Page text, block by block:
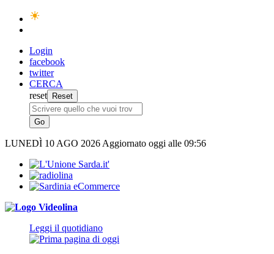
Login
facebook
twitter
CERCA
reset
LUNEDÌ 10 AGO 2026 Aggiornato oggi alle 09:56
Leggi il quotidiano